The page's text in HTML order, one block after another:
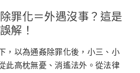
罪化＝外遇沒事？這是
解！
，以為通姦除罪化後，小三、小
此高枕無憂、消遙法外。從法律